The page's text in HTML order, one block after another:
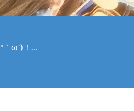
｀ω´)！…